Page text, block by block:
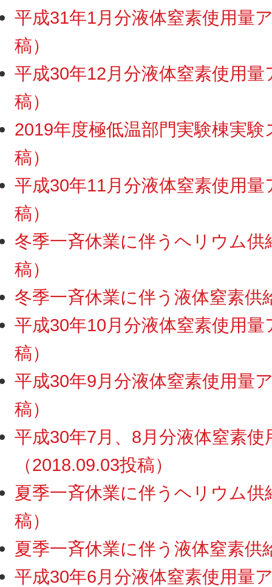
平成31年1月分液体窒素使用量
稿）
平成30年12月分液体窒素使用
稿）
2019年度極低温部門実験棟実
稿）
平成30年11月分液体窒素使用
稿）
冬季一斉休業に伴うヘリウム
稿）
冬季一斉休業に伴う液体窒素
平成30年10月分液体窒素使用
稿）
平成30年9月分液体窒素使用量
稿）
平成30年7月、8月分液体窒素
（2018.09.03投稿）
夏季一斉休業に伴うヘリウム
稿）
夏季一斉休業に伴う液体窒素
平成30年6月分液体窒素使用量